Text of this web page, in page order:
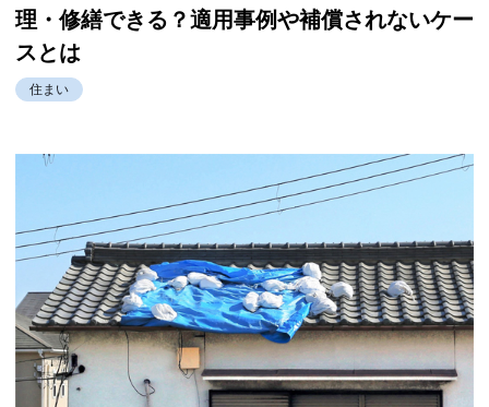
理・修繕できる？適用事例や補償されないケー
スとは
住まい